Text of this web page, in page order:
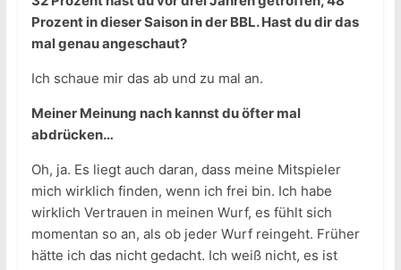
Prozent in dieser Saison in der BBL. Hast du dir das
mal genau angeschaut?
Ich schaue mir das ab und zu mal an.
Meiner Meinung nach kannst du öfter mal
abdrücken…
Oh, ja. Es liegt auch daran, dass meine Mitspieler
mich wirklich finden, wenn ich frei bin. Ich habe
wirklich Vertrauen in meinen Wurf, es fühlt sich
momentan so an, als ob jeder Wurf reingeht. Früher
hätte ich das nicht gedacht. Ich weiß nicht, es ist